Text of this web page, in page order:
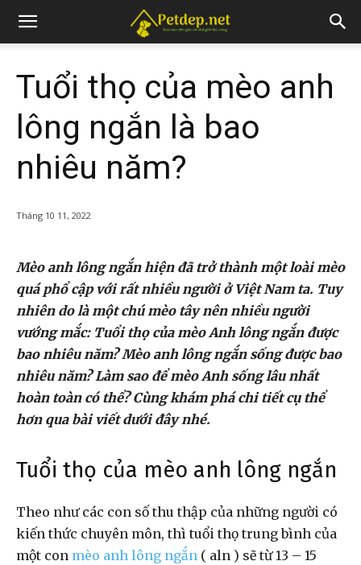
Tuổi thọ của mèo anh
lông ngắn là bao
nhiêu năm?
Tháng 10 11, 2022
Mèo anh lông ngắn hiện đã trở thành một loài mèo
quá phổ cập với rất nhiều người ở Việt Nam ta. Tuy
nhiên do là một chú mèo tây nên nhiều người
vướng mắc: Tuổi thọ của mèo Anh lông ngắn được
bao nhiêu năm? Mèo anh lông ngắn sống được bao
nhiêu năm? Làm sao để mèo Anh sống lâu nhất
hoàn toàn có thể? Cùng khám phá chi tiết cụ thể
hơn qua bài viết dưới đây nhé.
Tuổi thọ của mèo anh lông ngắn
Theo như các con số thu thập của những người có
kiến thức chuyên môn, thì tuổi thọ trung bình của
một con mèo anh lông ngắn ( aln ) sẽ từ 13 – 15